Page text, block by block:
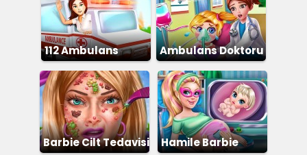
112 Ambulans
Doktoru
Ambulans Doktoru
Barbie Cilt Tedavisi Hamile Barbie